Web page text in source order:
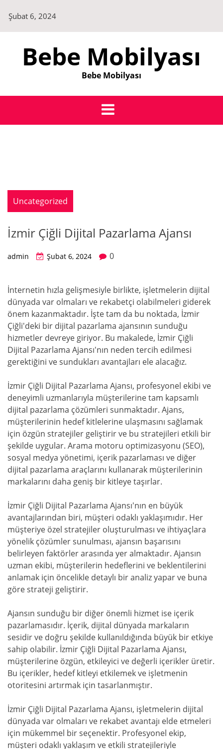
content
Şubat 6, 2024
Bebe Mobilyası
Bebe Mobilyası
Uncategorized
İzmir Çiğli Dijital Pazarlama Ajansı
admin Şubat 6, 2024 0
İnternetin hızla gelişmesiyle birlikte, işletmelerin dijital
dünyada var olmaları ve rekabetçi olabilmeleri giderek
önem kazanmaktadır. İşte tam da bu noktada, İzmir
Çiğli'deki bir dijital pazarlama ajansının sunduğu
hizmetler devreye giriyor. Bu makalede, İzmir Çiğli
Dijital Pazarlama Ajansı'nın neden tercih edilmesi
gerektiğini ve sundukları avantajları ele alacağız.
İzmir Çiğli Dijital Pazarlama Ajansı, profesyonel ekibi ve
deneyimli uzmanlarıyla müşterilerine tam kapsamlı
dijital pazarlama çözümleri sunmaktadır. Ajans,
müşterilerinin hedef kitlelerine ulaşmasını sağlamak
için özgün stratejiler geliştirir ve bu stratejileri etkili bir
şekilde uygular. Arama motoru optimizasyonu (SEO),
sosyal medya yönetimi, içerik pazarlaması ve diğer
dijital pazarlama araçlarını kullanarak müşterilerinin
markalarını daha geniş bir kitleye taşırlar.
İzmir Çiğli Dijital Pazarlama Ajansı'nın en büyük
avantajlarından biri, müşteri odaklı yaklaşımıdır. Her
müşteriye özel stratejiler oluşturulması ve ihtiyaçlara
yönelik çözümler sunulması, ajansın başarısını
belirleyen faktörler arasında yer almaktadır. Ajansın
uzman ekibi, müşterilerin hedeflerini ve beklentilerini
anlamak için öncelikle detaylı bir analiz yapar ve buna
göre strateji geliştirir.
Ajansın sunduğu bir diğer önemli hizmet ise içerik
pazarlamasıdır. İçerik, dijital dünyada markaların
sesidir ve doğru şekilde kullanıldığında büyük bir etkiye
sahip olabilir. İzmir Çiğli Dijital Pazarlama Ajansı,
müşterilerine özgün, etkileyici ve değerli içerikler üretir.
Bu içerikler, hedef kitleyi etkilemek ve işletmenin
otoritesini artırmak için tasarlanmıştır.
İzmir Çiğli Dijital Pazarlama Ajansı, işletmelerin dijital
dünyada var olmaları ve rekabet avantajı elde etmeleri
için mükemmel bir seçenektir. Profesyonel ekip,
müşteri odaklı yaklaşım ve etkili stratejileriyle